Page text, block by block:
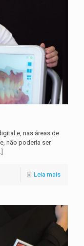
e, nas áreas de
não poderia ser
Leia mais